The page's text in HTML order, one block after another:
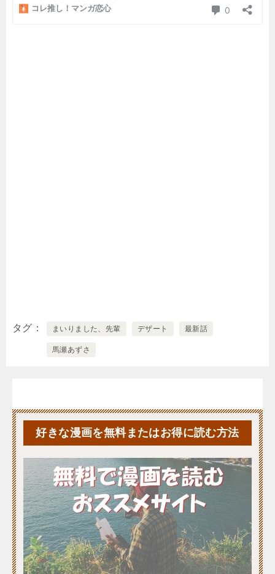
タグ まいりました、先輩 デザート 最新話
馬瀬あずさ
好きな漫画を無料またはお得に読む方法